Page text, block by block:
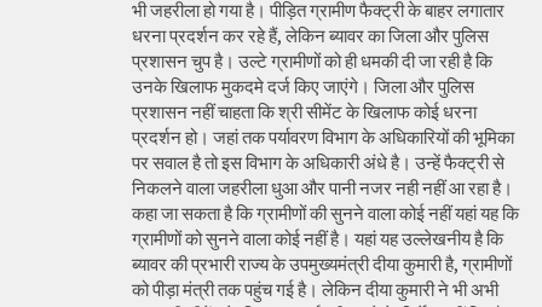
भी जहरीला हो गया है। पीड़ित ग्रामीण फैक्ट्री के बाहर लगातार
धरना प्रदर्शन कर रहे हैं, लेकिन ब्यावर का जिला और पुलिस
प्रशासन चुप है। उल्टे ग्रामीणों को ही धमकी दी जा रही है कि
उनके खिलाफ मुकदमे दर्ज किए जाएंगे। जिला और पुलिस
प्रशासन नहीं चाहता कि श्री सीमेंट के खिलाफ कोई धरना
प्रदर्शन हो। जहां तक पर्यावरण विभाग के अधिकारियों की भूमिका
पर सवाल है तो इस विभाग के अधिकारी अंधे है। उन्हें फैक्ट्री से
निकलने वाला जहरीला धुआ और पानी नजर नही नहीं आ रहा है।
कहा जा सकता है कि ग्रामीणों की सुनने वाला कोई नहीं यहां यह कि
ग्रामीणों को सुनने वाला कोई नहीं है। यहां यह उल्लेखनीय है कि
ब्यावर की प्रभारी राज्य के उपमुख्यमंत्री दीया कुमारी है, ग्रामीणों
को पीड़ा मंत्री तक पहुंच गई है। लेकिन दीया कुमारी ने भी अभी